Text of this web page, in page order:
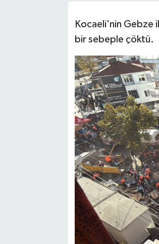
Kocaeli'nin Gebze
bir sebeple çöktü.